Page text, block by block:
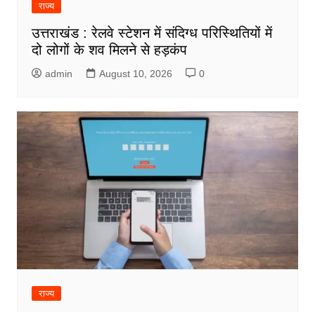
राज्य
उत्तराखंड : रेलवे स्टेशन में संदिग्ध परिस्थितियों में
दो लोगों के शव मिलने से हड़कंप
admin August 10, 2026 0
राज्य